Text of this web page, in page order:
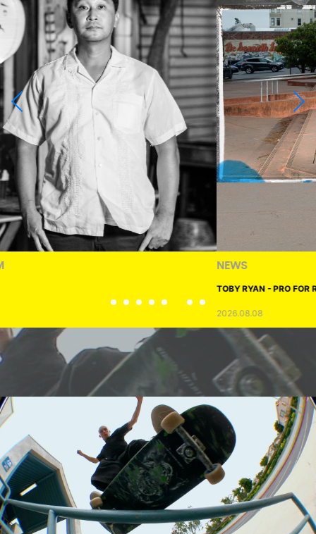
NEWS